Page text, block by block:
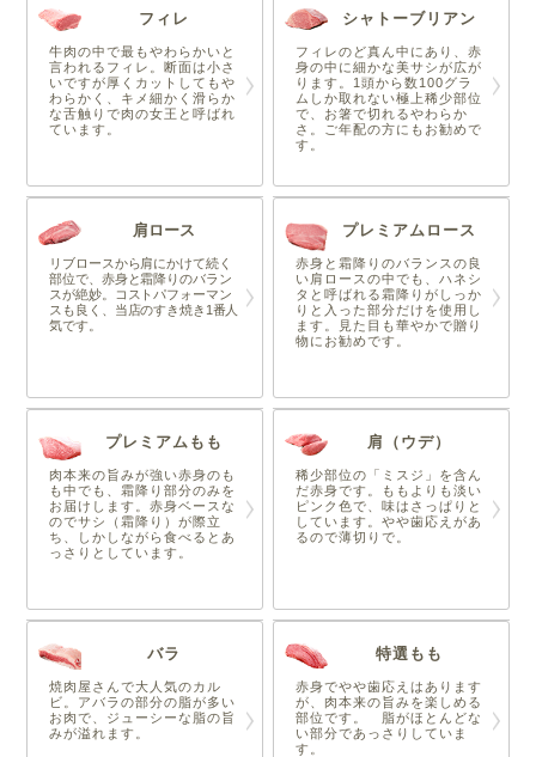
フィレ
牛肉の中で最もやわらかいと
言われるフィレ。断面は小さ
いですが厚くカットしてもや
わらかく、キメ細かく滑らか
な舌触りで肉の女王と呼ばれ
ています。
シャトーブリアン
フィレのど真ん中にあり、赤
身の中に細かな美サシが広が
ります。1頭から数100グラ
ムしか取れない極上稀少部位
で、お箸で切れるやわらか
さ。ご年配の方にもお勧めで
す。
肩ロース
リブロースから肩にかけて続く
部位で、赤身と霜降りのバラン
スが絶妙。コストパフォーマン
スも良く、当店のすき焼き1番人
気です。
プレミアムロース
赤身と霜降りのバランスの良
い肩ロースの中でも、ハネシ
タと呼ばれる霜降りがしっか
りと入った部分だけを使用し
ます。見た目も華やかで贈り
物にお勧めです。
プレミアムもも
肉本来の旨みが強い赤身のも
も中でも、霜降り部分のみを
お届けします。赤身ベースな
のでサシ（霜降り）が際立
ち、しかしながら食べるとあ
っさりとしています。
肩（ウデ）
稀少部位の「ミスジ」を含ん
だ赤身です。ももよりも淡い
ピンク色で、味はさっぱりと
しています。やや歯応えがあ
るので薄切りで。
バラ
焼肉屋さんで大人気のカル
ビ。アバラの部分の脂が多い
お肉で、ジューシーな脂の旨
みが溢れます。
特選もも
赤身でやや歯応えはあります
が、肉本来の旨みを楽しめる
部位です。 脂がほとんどな
い部分であっさりしていま
す。